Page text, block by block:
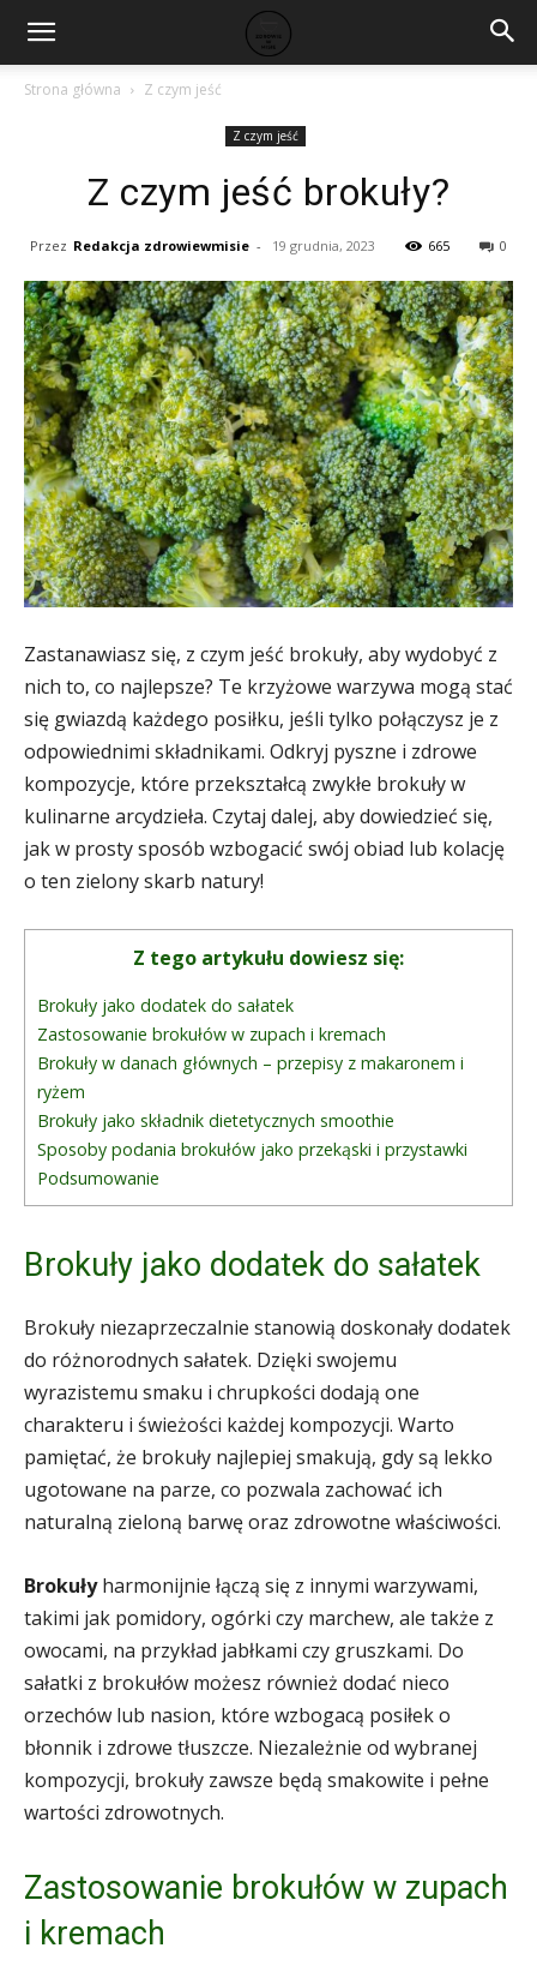
Strona główna Z czym jeść
Z czym jeść
Z czym jeść brokuły?
Przez Redakcja zdrowiewmisie - 19 grudnia, 2023 665 0
Zastanawiasz się, z czym jeść brokuły, aby wydobyć z
nich to, co najlepsze? Te krzyżowe warzywa mogą stać
się gwiazdą każdego posiłku, jeśli tylko połączysz je z
odpowiednimi składnikami. Odkryj pyszne i zdrowe
kompozycje, które przekształcą zwykłe brokuły w
kulinarne arcydzieła. Czytaj dalej, aby dowiedzieć się,
jak w prosty sposób wzbogacić swój obiad lub kolację
o ten zielony skarb natury!
Z tego artykułu dowiesz się:
Brokuły jako dodatek do sałatek
Zastosowanie brokułów w zupach i kremach
Brokuły w danach głównych – przepisy z makaronem i
ryżem
Brokuły jako składnik dietetycznych smoothie
Sposoby podania brokułów jako przekąski i przystawki
Podsumowanie
Brokuły jako dodatek do sałatek
Brokuły niezaprzeczalnie stanowią doskonały dodatek
do różnorodnych sałatek. Dzięki swojemu
wyrazistemu smaku i chrupkości dodają one
charakteru i świeżości każdej kompozycji. Warto
pamiętać, że brokuły najlepiej smakują, gdy są lekko
ugotowane na parze, co pozwala zachować ich
naturalną zieloną barwę oraz zdrowotne właściwości.
Brokułyharmonijnie łączą się z innymi warzywami,
takimi jak pomidory, ogórki czy marchew, ale także z
owocami, na przykład jabłkami czy gruszkami. Do
sałatki z brokułów możesz również dodać nieco
orzechów lub nasion, które wzbogacą posiłek o
błonnik i zdrowe tłuszcze. Niezależnie od wybranej
kompozycji, brokuły zawsze będą smakowite i pełne
wartości zdrowotnych.
Zastosowanie brokułów w zupach
i kremach